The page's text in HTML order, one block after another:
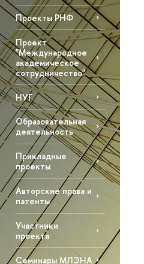
Проекты РНФ
Проект
"Международное
академическое
сотрудничество"
НУГ
Образовательная
деятельность
Прикладные
проекты
Авторские права и
патенты
Участники
проекта
Семинары МЛЭНА